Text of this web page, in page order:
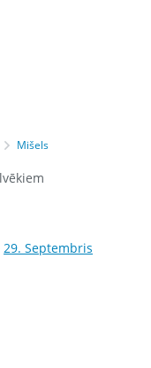
Mišels
29. Septembris